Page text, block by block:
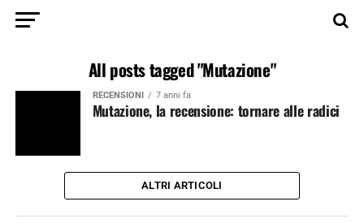
All posts tagged "Mutazione"
RECENSIONI 7 anni fa
Mutazione, la recensione: tornare alle radici
ALTRI ARTICOLI